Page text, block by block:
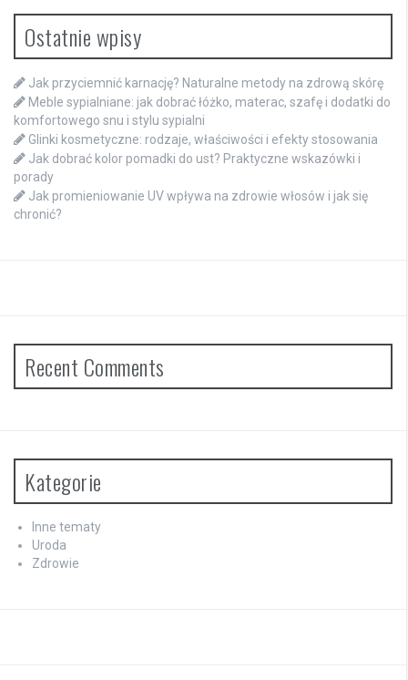
Ostatnie wpisy
Jak przyciemnić karnację? Naturalne metody na zdrową skórę
Meble sypialniane: jak dobrać łóżko, materac, szafę i dodatki do
komfortowego snu i stylu sypialni
Glinki kosmetyczne: rodzaje, właściwości i efekty stosowania
Jak dobrać kolor pomadki do ust? Praktyczne wskazówki i
porady
Jak promieniowanie UV wpływa na zdrowie włosów i jak się
chronić?
Recent Comments
Kategorie
Inne tematy
Uroda
Zdrowie